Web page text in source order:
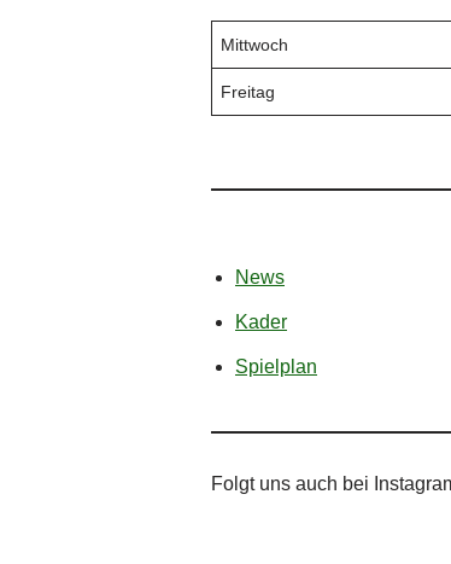
Mittwoch
Freitag
News
Kader
Spielplan
Folgt uns auch bei